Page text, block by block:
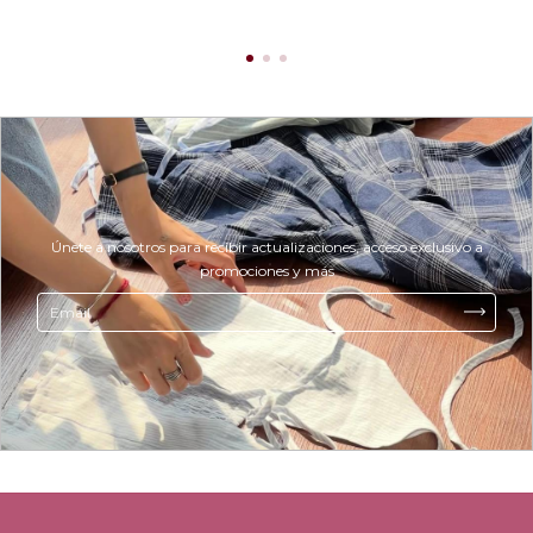
Únete a nosotros para recibir actualizaciones, acceso exclusivo a
promociones y más